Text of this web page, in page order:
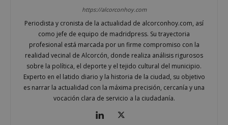
https://alcorconhoy.com
Periodista y cronista de la actualidad de alcorconhoy.com, así
como jefe de equipo de madridpress. Su trayectoria
profesional está marcada por un firme compromiso con la
realidad vecinal de Alcorcón, donde realiza análisis rigurosos
sobre la política, el deporte y el tejido cultural del municipio.
Experto en el latido diario y la historia de la ciudad, su objetivo
es narrar la actualidad con la máxima precisión, cercanía y una
vocación clara de servicio a la ciudadanía.